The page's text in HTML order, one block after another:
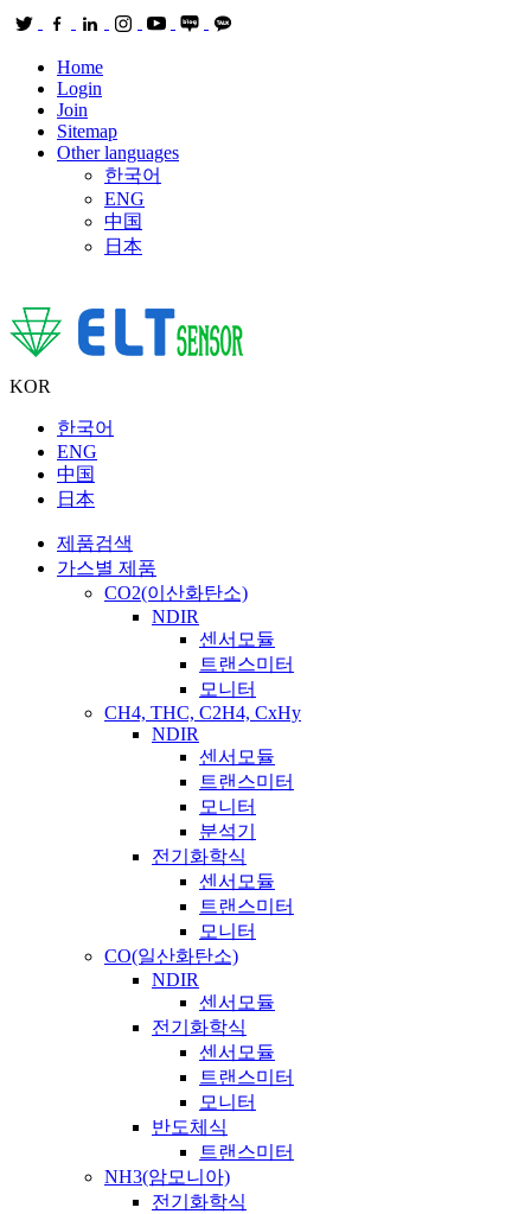
Home
Login
Join
Sitemap
Other languages
한국어
ENG
中国
日本
KOR
한국어
ENG
中国
日本
제품검색
가스별 제품
CO2(이산화탄소)
NDIR
센서모듈
트랜스미터
모니터
CH4, THC, C2H4, CxHy
NDIR
센서모듈
트랜스미터
모니터
분석기
전기화학식
센서모듈
트랜스미터
모니터
CO(일산화탄소)
NDIR
센서모듈
전기화학식
센서모듈
트랜스미터
모니터
반도체식
트랜스미터
NH3(암모니아)
전기화학식